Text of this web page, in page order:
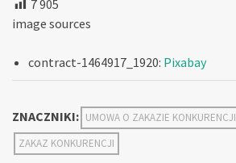
7 905
image sources
contract-1464917_1920: Pixabay
ZNACZNIKI: UMOWA O ZAKAZIE KONKURENCJI
ZAKAZ KONKURENCJI